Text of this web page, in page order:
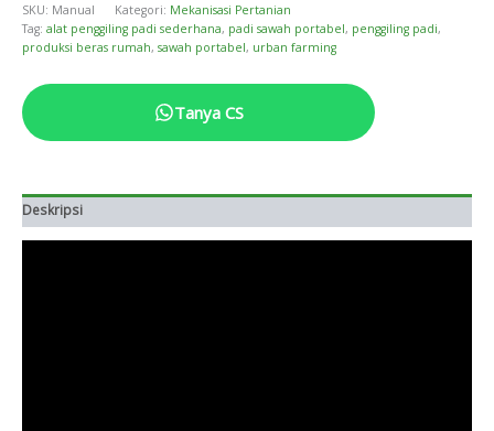
SKU: Manual Kategori: Mekanisasi Pertanian
Tag: alat penggiling padi sederhana, padi sawah portabel, penggiling padi,
produksi beras rumah, sawah portabel, urban farming
Tanya CS
Deskripsi